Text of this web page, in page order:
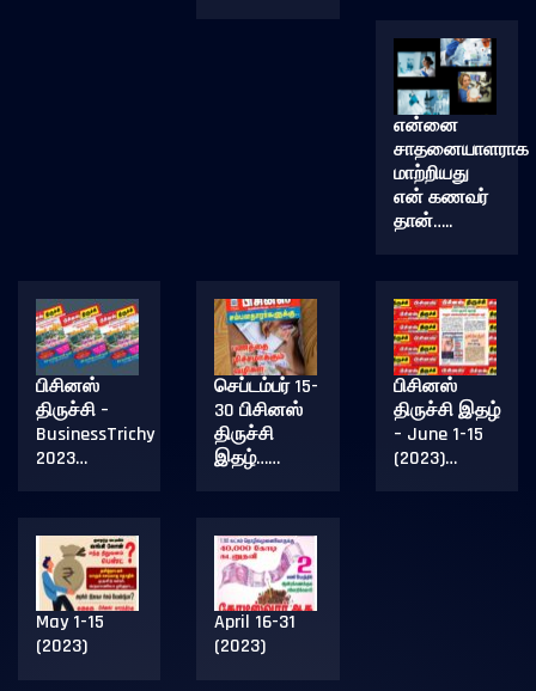
என்னை
சாதனையாளராக
மாற்றியது
என் கணவர்
தான்…..
பிசினஸ்
திருச்சி –
BusinessTrichy
2023…
செப்டம்பர் 15-
30 பிசினஸ்
திருச்சி
இதழ்……
பிசினஸ்
திருச்சி இதழ்
– June 1-15
(2023)…
May 1-15
(2023)
April 16-31
(2023)